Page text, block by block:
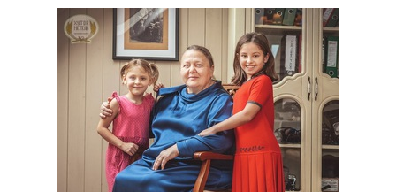
o
o
k
p
p
a
ss
ni
ki